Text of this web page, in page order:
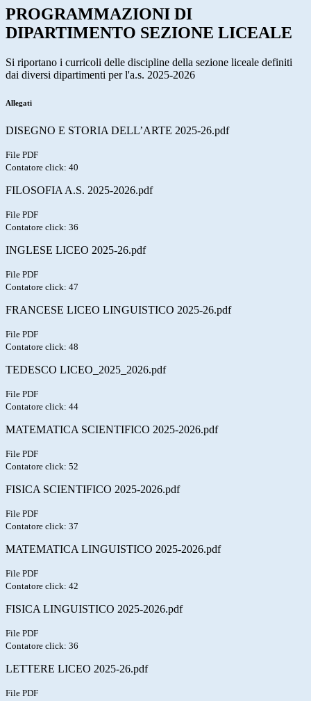
PROGRAMMAZIONI DI
DIPARTIMENTO SEZIONE LICEALE
Si riportano i curricoli delle discipline della sezione liceale definiti
dai diversi dipartimenti per l'a.s. 2025-2026
Allegati
DISEGNO E STORIA DELL’ARTE 2025-26.pdf
File PDF
Contatore click: 40
FILOSOFIA A.S. 2025-2026.pdf
File PDF
Contatore click: 36
INGLESE LICEO 2025-26.pdf
File PDF
Contatore click: 47
FRANCESE LICEO LINGUISTICO 2025-26.pdf
File PDF
Contatore click: 48
TEDESCO LICEO_2025_2026.pdf
File PDF
Contatore click: 44
MATEMATICA SCIENTIFICO 2025-2026.pdf
File PDF
Contatore click: 52
FISICA SCIENTIFICO 2025-2026.pdf
File PDF
Contatore click: 37
MATEMATICA LINGUISTICO 2025-2026.pdf
File PDF
Contatore click: 42
FISICA LINGUISTICO 2025-2026.pdf
File PDF
Contatore click: 36
LETTERE LICEO 2025-26.pdf
File PDF